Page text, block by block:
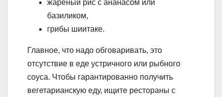
жареный рис с ананасом или
базиликом,
грибы шиитаке.
Главное, что надо обговаривать, это
отсутствие в еде устричного или рыбного
соуса. Чтобы гарантированно получить
вегетарианскую еду, ищите рестораны с